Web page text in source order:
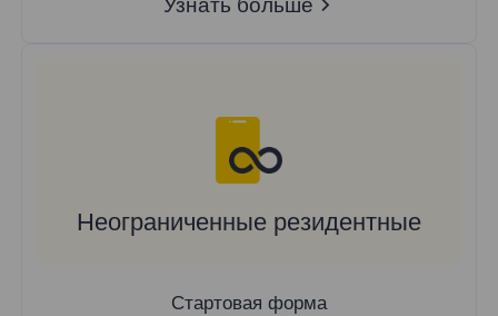
Узнать больше
Неограниченные резидентные
Стартовая форма